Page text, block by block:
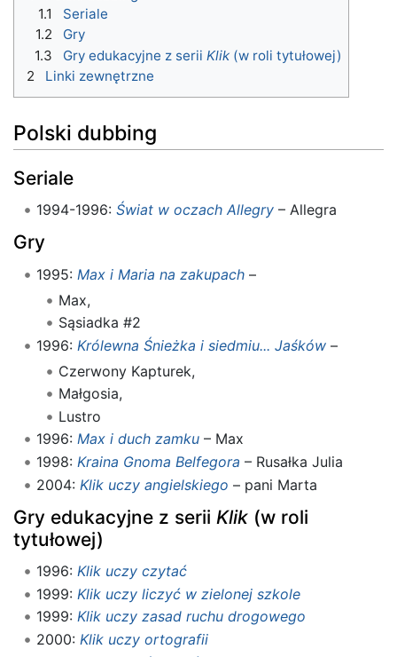
1.1
Seriale
1.2
Gry
1.3
Gry edukacyjne z serii Klik (w roli tytułowej)
2
Linki zewnętrzne
Polski dubbing
Seriale
1994-1996: Świat w oczach Allegry– Allegra
Gry
1995: Max i Maria na zakupach–
Max,
Sąsiadka #2
1996: Królewna Śnieżka i siedmiu... Jaśków–
Czerwony Kapturek,
Małgosia,
Lustro
1996: Max i duch zamku– Max
1998: Kraina Gnoma Belfegora – Rusałka Julia
2004: Klik uczy angielskiego – pani Marta
Gry edukacyjne z serii Klik (w roli
tytułowej)
1996: Klik uczy czytać
1999: Klik uczy liczyć w zielonej szkole
1999: Klik uczy zasad ruchu drogowego
2000: Klik uczy ortografii